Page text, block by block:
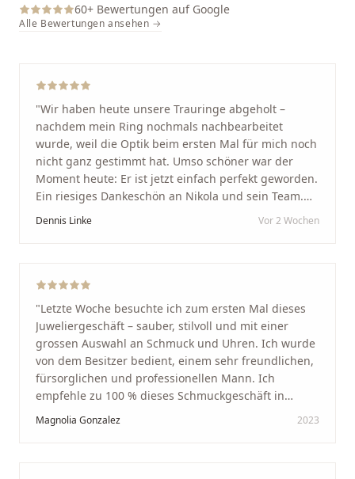
60+ Bewertungen auf Google
Alle Bewertungen ansehen →
"Wir haben heute unsere Trauringe abgeholt –
nachdem mein Ring nochmals nachbearbeitet
wurde, weil die Optik beim ersten Mal für mich noch
nicht ganz gestimmt hat. Umso schöner war der
Moment heute: Er ist jetzt einfach perfekt geworden.
Ein riesiges Dankeschön an Nikola und sein Team.
Vom ersten Termin an wurden wir jedes Mal
Arbeit und seine Kunden wirklich am Herzen liegen.
Service und echte Herzlichkeit schätzt, ist hier genau
richtig."
Dennis Linke Vor 2 Wochen
"Letzte Woche besuchte ich zum ersten Mal dieses
Juweliergeschäft – sauber, stilvoll und mit einer
grossen Auswahl an Schmuck und Uhren. Ich wurde
von dem Besitzer bedient, einem sehr freundlichen,
fürsorglichen und professionellen Mann. Ich
empfehle zu 100 % dieses Schmuckgeschäft in
Schaffhausen. Ich selbst war sehr zufrieden und
glücklich mit der Behandlung. Ich danke Ihnen – ich
Magnolia Gonzalez 2023